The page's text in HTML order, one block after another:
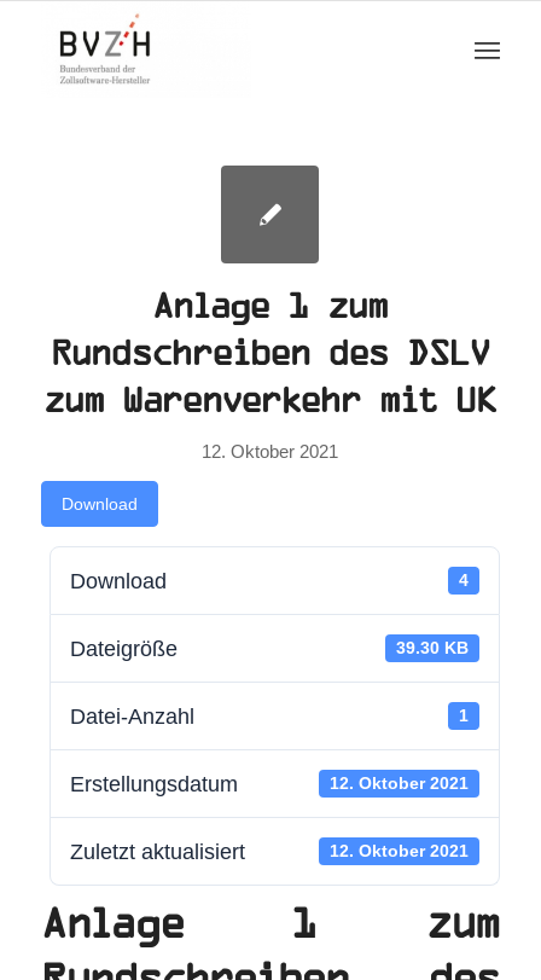
Anlage 1 zum
Rundschreiben des DSLV
zum Warenverkehr mit UK
12. Oktober 2021
Download
Download 4
Dateigröße 39.30 KB
Datei-Anzahl 1
Erstellungsdatum 12. Oktober 2021
Zuletzt aktualisiert 12. Oktober 2021
Anlage 1 zum